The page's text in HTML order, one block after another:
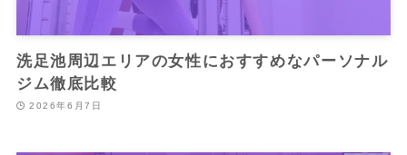
洗足池周辺エリアの女性におすすめなパーソナル
ジム徹底比較
2026年6月7日